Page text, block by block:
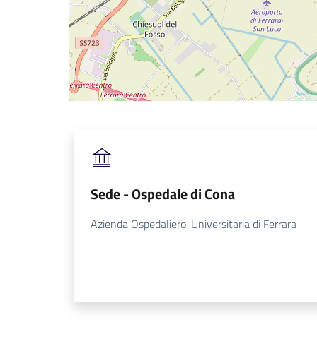
Sede - Ospedale di Cona
Azienda Ospedaliero-Universitaria di Ferrara